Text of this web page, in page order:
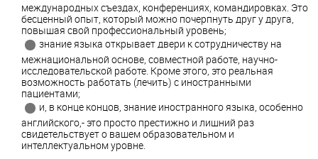
международных съездах, конференциях, командировках. Это
бесценный опыт, который можно почерпнуть друг у друга,
повышая свой профессиональный уровень;
знание языка открывает двери к сотрудничеству на
межнациональной основе, совместной работе, научно-
исследовательской работе. Кроме этого, это реальная
возможность работать (лечить) с иностранными
пациентами;
и, в конце концов, знание иностранного языка, особенно
английского,- это просто престижно и лишний раз
свидетельствует о вашем образовательном и
интеллектуальном уровне.